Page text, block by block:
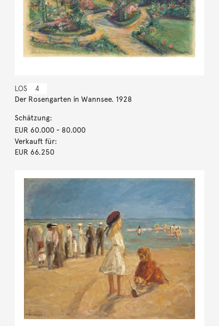
LOS 4
Der Rosengarten in Wannsee. 1928
Schätzung:
EUR 60.000- 80.000
Verkauft für:
EUR 66.250